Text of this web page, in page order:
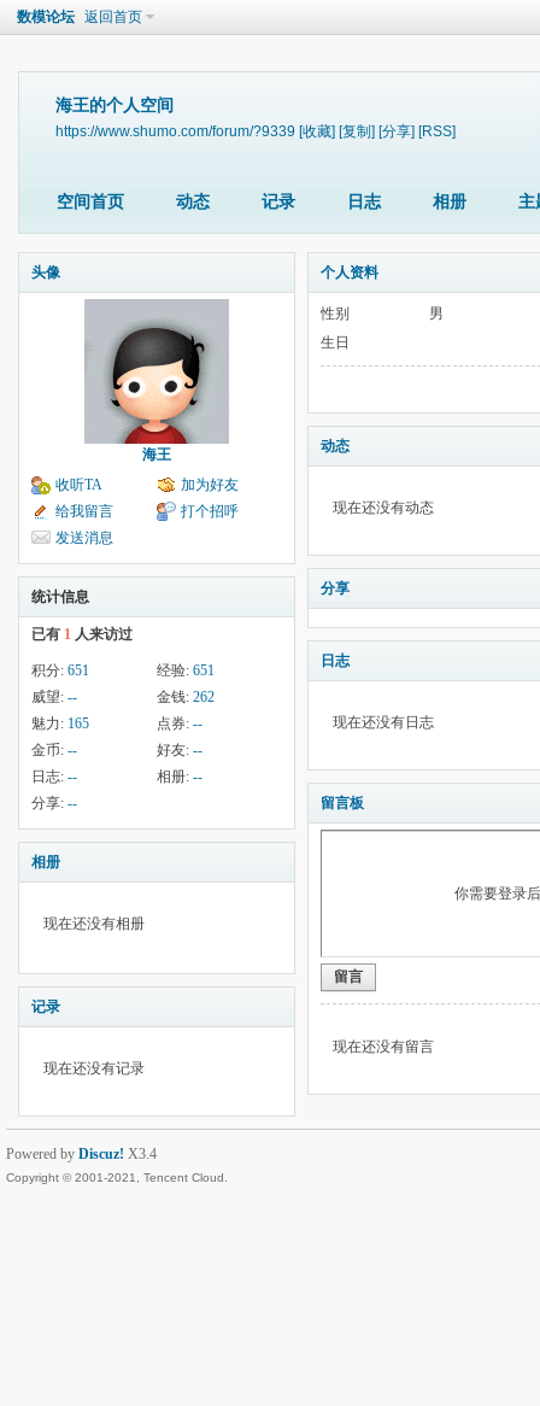
数模论坛 返回首页
海王的个人空间
https://www.shumo.com/forum/?9339 [收藏] [复制] [分享] [RSS]
空间首页 动态 记录 日志 相册 主
头像
海王
收听TA
加为好友
给我留言
打个招呼
发送消息
统计信息
已有 1 人来访过
积分: 651 经验: 651
威望: -- 金钱: 262
魅力: 165 点券: --
金币: -- 好友: --
日志: -- 相册: --
分享: --
相册
现在还没有相册
记录
现在还没有记录
个人资料
性别
男
生日
动态
现在还没有动态
分享
日志
现在还没有日志
留言板
你需要登录
留言
现在还没有留言
Powered by Discuz! X3.4
Copyright © 2001-2021, Tencent Cloud.